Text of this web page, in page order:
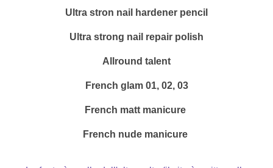
Ultra stron nail hardener pencil
Ultra strong nail repair polish
Allround talent
French glam 01, 02, 03
French matt manicure
French nude manicure